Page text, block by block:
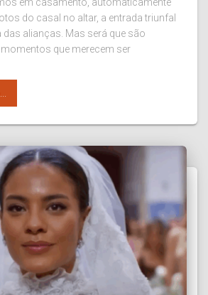
em casamento, automaticamente
do casal no altar, a entrada triunfal
das alianças. Mas será que são
que merecem ser